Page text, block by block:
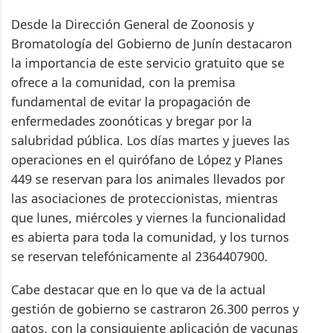
Desde la Dirección General de Zoonosis y
Bromatología del Gobierno de Junín destacaron
la importancia de este servicio gratuito que se
ofrece a la comunidad, con la premisa
fundamental de evitar la propagación de
enfermedades zoonóticas y bregar por la
salubridad pública. Los días martes y jueves las
operaciones en el quirófano de López y Planes
449 se reservan para los animales llevados por
las asociaciones de proteccionistas, mientras
que lunes, miércoles y viernes la funcionalidad
es abierta para toda la comunidad, y los turnos
se reservan telefónicamente al 2364407900.
Cabe destacar que en lo que va de la actual
gestión de gobierno se castraron 26.300 perros y
gatos, con la consiguiente aplicación de vacunas